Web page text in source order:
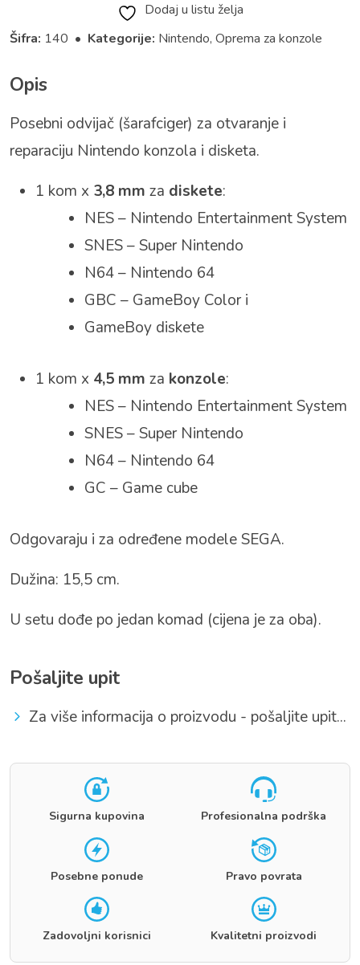
Dodaj u listu želja
Šifra: 140 • Kategorije: Nintendo, Oprema za konzole
Opis
Posebni odvijač (šarafciger) za otvaranje i
reparaciju Nintendo konzola i disketa.
1 kom x 3,8 mm za diskete:
NES – Nintendo Entertainment System
SNES – Super Nintendo
N64 – Nintendo 64
GBC – GameBoy Color i
GameBoy diskete
1 kom x 4,5 mm za konzole:
NES – Nintendo Entertainment System
SNES – Super Nintendo
N64 – Nintendo 64
GC – Game cube
Odgovaraju i za određene modele SEGA.
Dužina: 15,5 cm.
U setu dođe po jedan komad (cijena je za oba).
Pošaljite upit
Za više informacija o proizvodu - pošaljite upit...
Sigurna kupovina Profesionalna podrška
Posebne ponude Pravo povrata
Zadovoljni korisnici Kvalitetni proizvodi